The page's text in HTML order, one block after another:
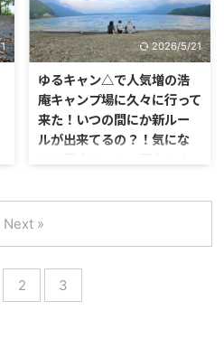
た。 先週の平日に、やっと天気
も良く都合もいい日があったの
で、キャンプに行く事にしたんで
す。
2026/5/21
ゆるキャン△で人気増の浩
庵キャンプ場に久々に行って
来た！いつの間にか新ルー
ルが出来てるの？！気にな
プ場～
ゆるキャン△の1話に登場する、
が、ここ最近は行っていませんで
2 3
Next »